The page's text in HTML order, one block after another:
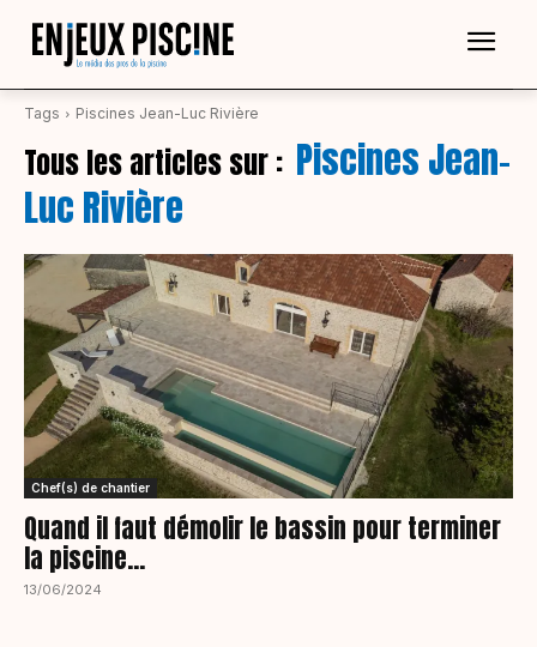
Tags Piscines Jean-Luc Rivière
Tous les articles sur : Piscines Jean-
Luc Rivière
Chef(s) de chantier
Quand il faut démolir le bassin pour terminer
la piscine…
13/06/2024